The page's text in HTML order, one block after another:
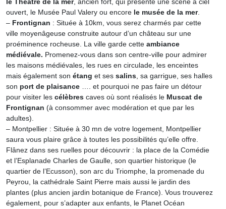
ouvert, le Musée Paul Valery ou encorele musée de la mer.
– Frontignan : Située à 10km, vous serez charmés par cette
ville moyenâgeuse construite autour d’un château sur une
proéminence rocheuse. La ville garde cette ambiance
médiévale. Promenez-vous dans son centre-ville pour admirer
les maisons médiévales, les rues en circulade, les enceintes
mais également son étang et ses salins, sa garrigue, ses halles
son port de plaisance…. et pourquoi ne pas faire un détour
pour visiter les célèbres caves où sont réalisés le Muscat de
Frontignan (à consommer avec modération et que par les
adultes).
– Montpellier : Située à 30 mn de votre logement, Montpellier
saura vous plaire grâce à toutes les possibilités qu’elle offre.
Flânez dans ses ruelles pour découvrir : la place de la Comédie
et l’Esplanade Charles de Gaulle, son quartier historique (le
quartier de l’Ecusson), son arc du Triomphe, la promenade du
Peyrou, la cathédrale Saint Pierre mais aussi le jardin des
plantes (plus ancien jardin botanique de France). Vous trouverez
également, pour s’adapter aux enfants, le Planet Océan